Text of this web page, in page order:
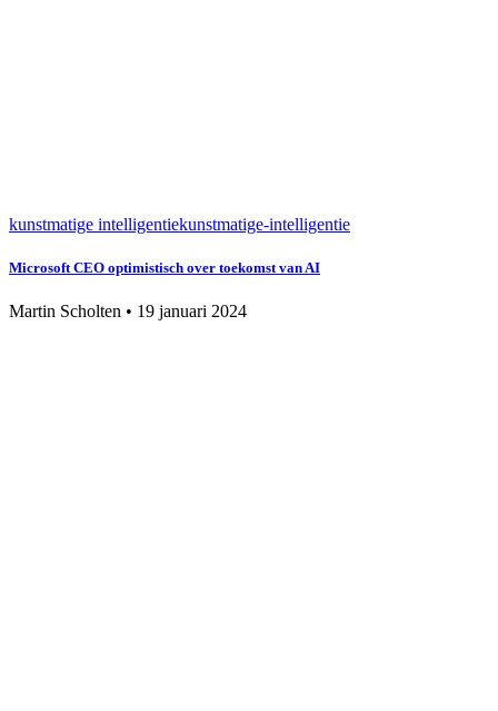
kunstmatige intelligentiekunstmatige-intelligentie
Microsoft CEO optimistisch over toekomst van AI
Martin Scholten • 19 januari 2024